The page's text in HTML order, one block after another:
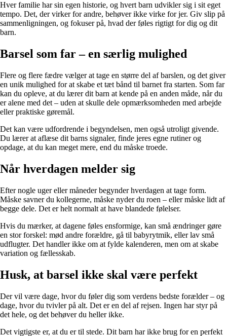
Hver familie har sin egen historie, og hvert barn udvikler sig i sit eget
tempo. Det, der virker for andre, behøver ikke virke for jer. Giv slip på
sammenligningen, og fokuser på, hvad der føles rigtigt for dig og dit
barn.
Barsel som far – en særlig mulighed
Flere og flere fædre vælger at tage en større del af barslen, og det giver
en unik mulighed for at skabe et tæt bånd til barnet fra starten. Som far
kan du opleve, at du lærer dit barn at kende på en anden måde, når du
er alene med det – uden at skulle dele opmærksomheden med arbejde
eller praktiske gøremål.
Det kan være udfordrende i begyndelsen, men også utroligt givende.
Du lærer at aflæse dit barns signaler, finde jeres egne rutiner og
opdage, at du kan meget mere, end du måske troede.
Når hverdagen melder sig
Efter nogle uger eller måneder begynder hverdagen at tage form.
Måske savner du kollegerne, måske nyder du roen – eller måske lidt af
begge dele. Det er helt normalt at have blandede følelser.
Hvis du mærker, at dagene føles ensformige, kan små ændringer gøre
en stor forskel: mød andre forældre, gå til babyrytmik, eller lav små
udflugter. Det handler ikke om at fylde kalenderen, men om at skabe
variation og fællesskab.
Husk, at barsel ikke skal være perfekt
Der vil være dage, hvor du føler dig som verdens bedste forælder – og
dage, hvor du tvivler på alt. Det er en del af rejsen. Ingen har styr på
det hele, og det behøver du heller ikke.
Det vigtigste er, at du er til stede. Dit barn har ikke brug for en perfekt